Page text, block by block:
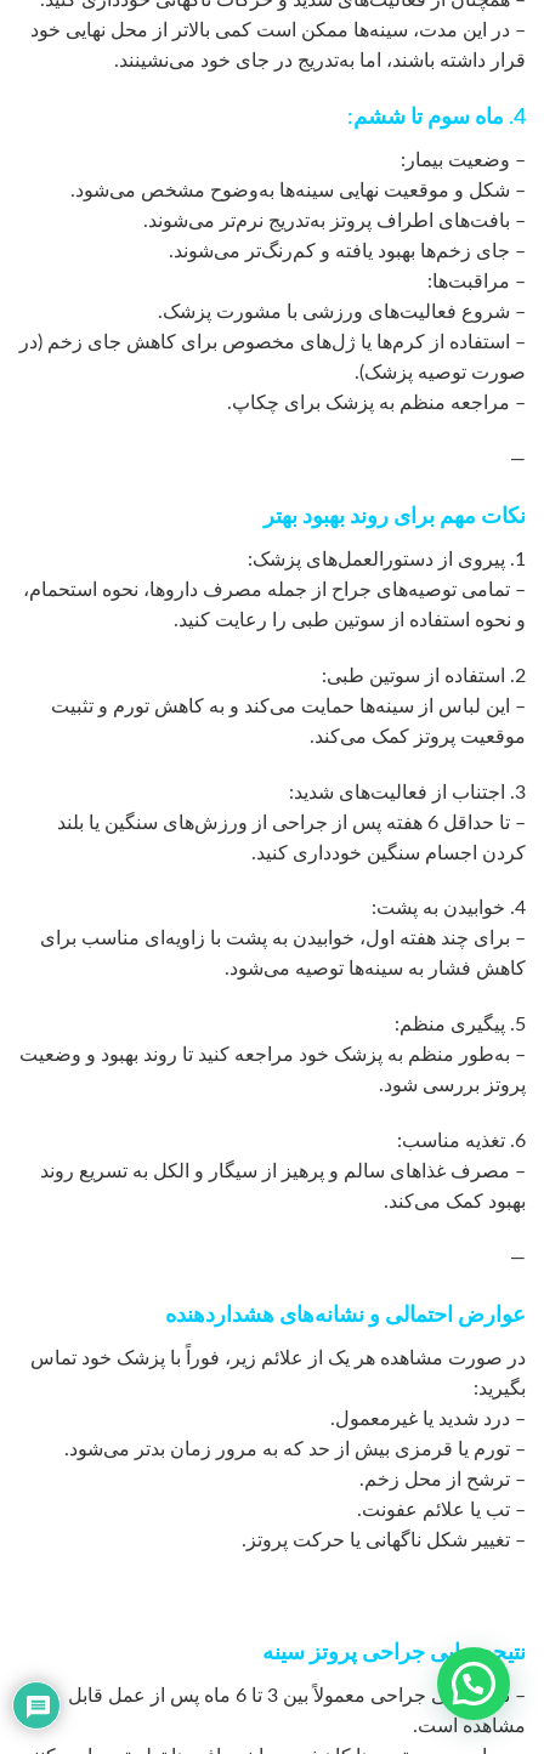
– در این مدت، سینه‌ها ممکن است کمی بالاتر از محل نهایی خود
قرار داشته باشند، اما به‌تدریج در جای خود می‌نشینند.
4. ماه سوم تا ششم:
– وضعیت بیمار:
– شکل و موقعیت نهایی سینه‌ها به‌وضوح مشخص می‌شود.
– بافت‌های اطراف پروتز به‌تدریج نرم‌تر می‌شوند.
– جای زخم‌ها بهبود یافته و کم‌رنگ‌تر می‌شوند.
– مراقبت‌ها:
– شروع فعالیت‌های ورزشی با مشورت پزشک.
– استفاده از کرم‌ها یا ژل‌های مخصوص برای کاهش جای زخم (در
صورت توصیه پزشک).
– مراجعه منظم به پزشک برای چکاپ.
—
نکات مهم برای روند بهبود بهتر
1. پیروی از دستورالعمل‌های پزشک:
– تمامی توصیه‌های جراح از جمله مصرف داروها، نحوه استحمام،
و نحوه استفاده از سوتین طبی را رعایت کنید.
2. استفاده از سوتین طبی:
– این لباس از سینه‌ها حمایت می‌کند و به کاهش تورم و تثبیت
موقعیت پروتز کمک می‌کند.
3. اجتناب از فعالیت‌های شدید:
– تا حداقل 6 هفته پس از جراحی از ورزش‌های سنگین یا بلند
کردن اجسام سنگین خودداری کنید.
4. خوابیدن به پشت:
– برای چند هفته اول، خوابیدن به پشت با زاویه‌ای مناسب برای
کاهش فشار به سینه‌ها توصیه می‌شود.
5. پیگیری منظم:
– به‌طور منظم به پزشک خود مراجعه کنید تا روند بهبود و وضعیت
پروتز بررسی شود.
6. تغذیه مناسب:
– مصرف غذاهای سالم و پرهیز از سیگار و الکل به تسریع روند
بهبود کمک می‌کند.
—
عوارض احتمالی و نشانه‌های هشداردهنده
در صورت مشاهده هر یک از علائم زیر، فوراً با پزشک خود تماس
بگیرید:
– درد شدید یا غیرمعمول.
– تورم یا قرمزی بیش از حد که به مرور زمان بدتر می‌شود.
– ترشح از محل زخم.
– تب یا علائم عفونت.
– تغییر شکل ناگهانی یا حرکت پروتز.
نتیجه نهایی جراحی پروتز سینه
– نتایج نهایی جراحی معمولاً بین 3 تا 6 ماه پس از عمل قابل
مشاهده است.